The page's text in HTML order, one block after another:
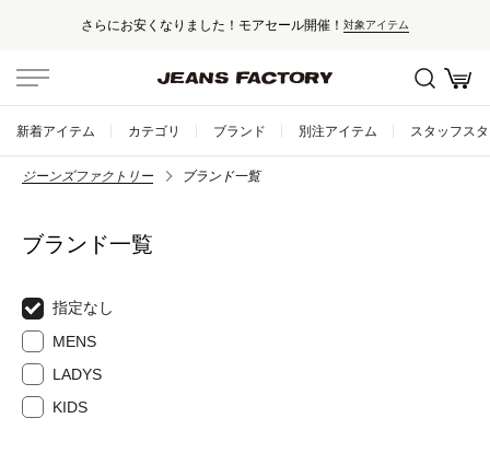
さらにお安くなりました！モアセール開催！ 対象アイテム
新着アイテム カテゴリ ブランド 別注アイテム スタッフス
ジーンズファクトリー ブランド一覧
ブランド一覧
指定なし
MENS
LADYS
KIDS